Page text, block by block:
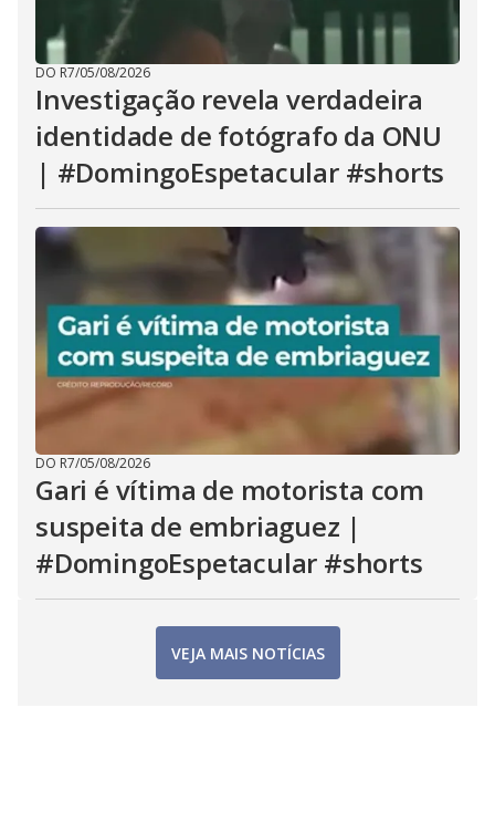
DO R7/05/08/2026
Investigação revela verdadeira
identidade de fotógrafo da ONU
| #DomingoEspetacular #shorts
DO R7/05/08/2026
Gari é vítima de motorista com
suspeita de embriaguez |
#DomingoEspetacular #shorts
VEJA MAIS NOTÍCIAS